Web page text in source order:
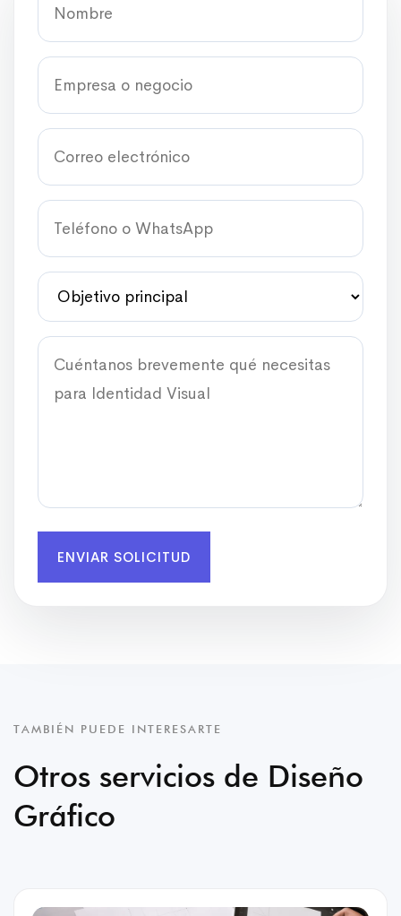
ENVIAR SOLICITUD
TAMBIÉN PUEDE INTERESARTE
Otros servicios de Diseño
Gráfico